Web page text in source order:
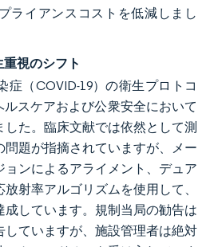
ライアンスコストを低減しまし
視のシフト
症（COVID-19）の衛生プロトコ
スケアおよび公衆安全において
た。臨床文献では依然として測
題が指摘されていますが、メー
ョンによるアライメント、デュア
射率アルゴリズムを使用して、
成しています。規制当局の勧告は
ていますが、施設管理者は絶対